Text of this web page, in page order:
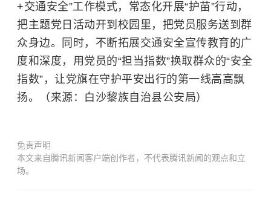
+交通安全”工作模式，常态化开展“护苗”行动，
把主题党日活动开到校园里，把党员服务送到群
众身边。同时，不断拓展交通安全宣传教育的广
度和深度，用党员的“担当指数”换取群众的“安全
指数”，让党旗在守护平安出行的第一线高高飘
扬。（来源：白沙黎族自治县公安局）
免责声明
本文来自腾讯新闻客户端创作者，不代表腾讯新闻的观点和立
场。